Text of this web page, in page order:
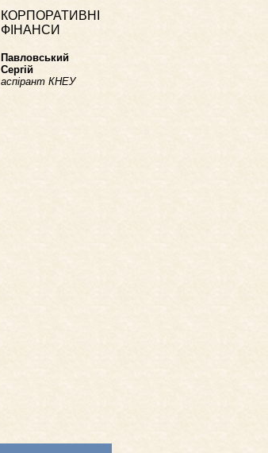
КОРПОРАТИВНІ
ФІНАНСИ
Павловський
Сергій
аспірант КНЕУ